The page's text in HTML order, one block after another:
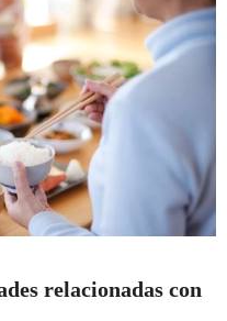
relacionadas con